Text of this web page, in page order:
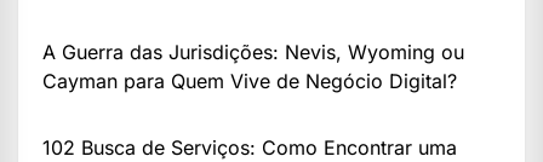
A Guerra das Jurisdições: Nevis, Wyoming ou
Cayman para Quem Vive de Negócio Digital?
102 Busca de Serviços: Como Encontrar uma